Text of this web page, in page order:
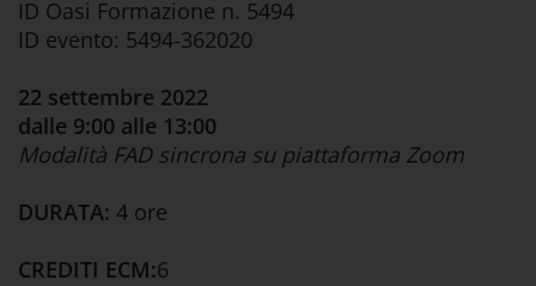
ID Oasi Formazione n. 5494
ID evento: 5494-362020
22 settembre 2022
dalle 9:00 alle 13:00
Modalità FAD sincrona su piattaforma Zoom
DURATA: 4 ore
CREDITI ECM:6